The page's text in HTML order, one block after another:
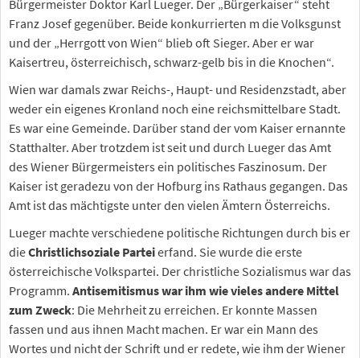
Bürgermeister Doktor Karl Lueger. Der „Bürgerkaiser“ steht
Franz Josef gegenüber. Beide konkurrierten m die Volksgunst
und der „Herrgott von Wien“ blieb oft Sieger. Aber er war
Kaisertreu, österreichisch, schwarz-gelb bis in die Knochen“.
Wien war damals zwar Reichs-, Haupt- und Residenzstadt, aber
weder ein eigenes Kronland noch eine reichsmittelbare Stadt.
Es war eine Gemeinde. Darüber stand der vom Kaiser ernannte
Statthalter. Aber trotzdem ist seit und durch Lueger das Amt
des Wiener Bürgermeisters ein politisches Faszinosum. Der
Kaiser ist geradezu von der Hofburg ins Rathaus gegangen. Das
Amt ist das mächtigste unter den vielen Ämtern Österreichs.
Lueger machte verschiedene politische Richtungen durch bis er
dieChristlichsoziale Parteierfand. Sie wurde die erste
österreichische Volkspartei. Der christliche Sozialismus war das
Programm. Antisemitismus war ihm wie vieles andere Mittel
zum Zweck: Die Mehrheit zu erreichen. Er konnte Massen
fassen und aus ihnen Macht machen. Er war ein Mann des
Wortes und nicht der Schrift und er redete, wie ihm der Wiener